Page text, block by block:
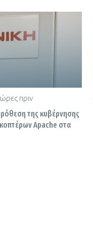
πριν
της κυβέρνησης
Apache στα